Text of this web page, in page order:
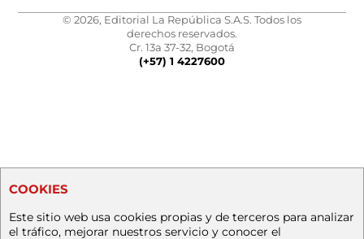
© 2026, Editorial La República S.A.S. Todos los
derechos reservados.
Cr. 13a 37-32, Bogotá
(+57) 1 4227600
COOKIES
Este sitio web usa cookies propias y de terceros para analizar
el tráfico, mejorar nuestros servicio y conocer el